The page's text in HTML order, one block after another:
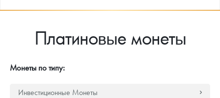
Каталог Монет
Инвестиционные монеты
Как сделать заказ
Доставка
Платиновые монеты
Монеты по типу:
Инвестиционные Монеты